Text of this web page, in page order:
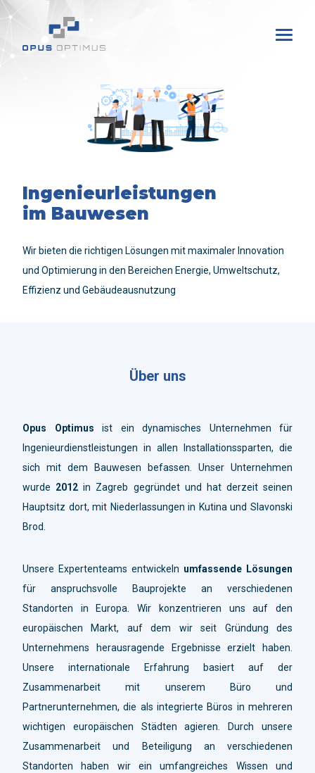
Ingenieurleistungen
im Bauwesen
Wir bieten die richtigen Lösungen mit maximaler Innovation
und Optimierung in den Bereichen Energie, Umweltschutz,
Effizienz und Gebäudeausnutzung
Über uns
Opus Optimus ist ein dynamisches Unternehmen für
Ingenieurdienstleistungen in allen Installationssparten, die
sich mit dem Bauwesen befassen. Unser Unternehmen
wurde 2012 in Zagreb gegründet und hat derzeit seinen
Hauptsitz dort, mit Niederlassungen in Kutina und Slavonski
Brod.
Unsere Expertenteams entwickeln umfassende Lösungen
für anspruchsvolle Bauprojekte an verschiedenen
Standorten in Europa. Wir konzentrieren uns auf den
europäischen Markt, auf dem wir seit Gründung des
Unternehmens herausragende Ergebnisse erzielt haben.
Unsere internationale Erfahrung basiert auf der
Zusammenarbeit mit unserem Büro und
Partnerunternehmen, die als integrierte Büros in mehreren
wichtigen europäischen Städten agieren. Durch unsere
Zusammenarbeit und Beteiligung an verschiedenen
Standorten haben wir ein umfangreiches Wissen und